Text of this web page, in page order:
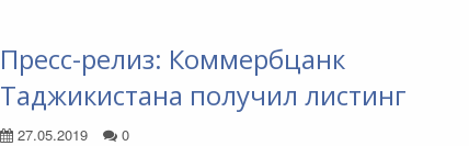
Пресс-релиз: Коммербцанк
Таджикистана получил листинг
27.05.2019 0